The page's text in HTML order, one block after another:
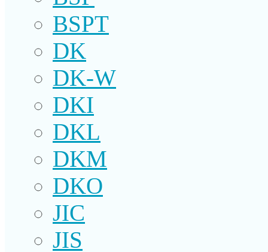
BSPT
DK
DK-W
DKI
DKL
DKM
DKO
JIC
JIS